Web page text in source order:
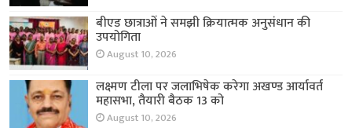
बीएड छात्राओं ने समझी क्रियात्मक अनुसंधान की
उपयोगिता
August 10, 2026
लक्ष्मण टीला पर जलाभिषेक करेगा अखण्ड आर्यावर्त
महासभा, तैयारी बैठक 13 को
August 10, 2026